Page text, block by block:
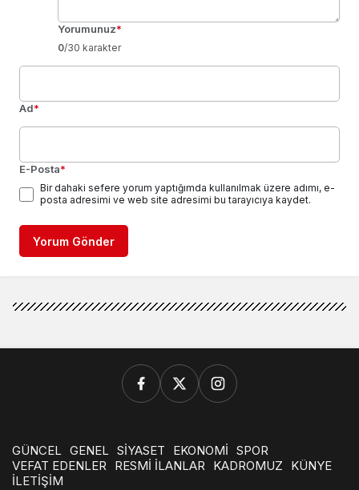
Yorumunuz*
0/30 karakter
Ad*
E-Posta*
Bir dahaki sefere yorum yaptığımda kullanılmak üzere adımı, e-
posta adresimi ve web site adresimi bu tarayıcıya kaydet.
Yorum Gönder
GÜNCEL GENEL SİYASET EKONOMİ SPOR
VEFAT EDENLER RESMİ İLANLAR KADROMUZ
KÜNYE
İLETİŞİM